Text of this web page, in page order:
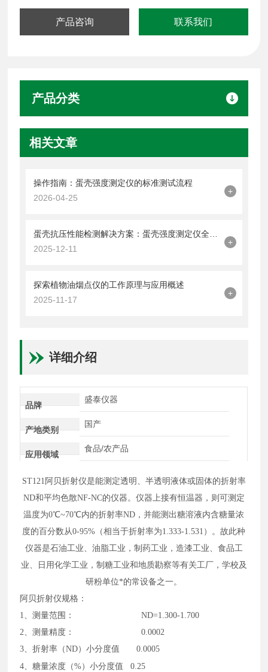
产品咨询 联系我们
产品分类
相关文章
操作指南：蛋壳强度测定仪的标准测试流程
2026-04-25
+
2025-12-11
+
探索植物油烟点仪的工作原理与应用概述
2025-11-17
+
详细介绍
品牌
盛泰仪器
产地类别
国产
应用领域
食品/农产品
ST121 阿贝折射仪是能测定透明、半透明液体或固体的折射率
ND和平均色散NF-NC的仪器。仪器上接有恒温器，则可测定
温度为0℃~70℃内的折射率ND，并能测出糖溶液内含糖量浓
度的百分数从0-95%（相当于折射率为1.333-1.531）。故此种
仪器是石油工业、油脂工业，制药工业，造漆工业、食品工
业、日用化学工业，制糖工业和地质勘察等有关工厂，学校及
研粉单位*的常设备之一。
阿贝折射仪规格：
1、测量范围： ND=1.300-1.700
2、测量精度： 0.0002
3、折射率（ND）小分度值 0.0005
4、糖量浓度（%）小分度值
0.25